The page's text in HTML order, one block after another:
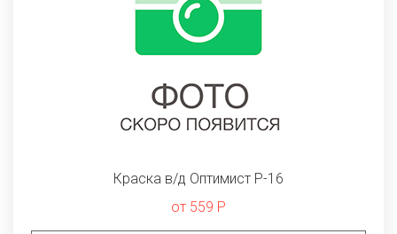
Краска в/д Оптимист Р-16
от 559 Р